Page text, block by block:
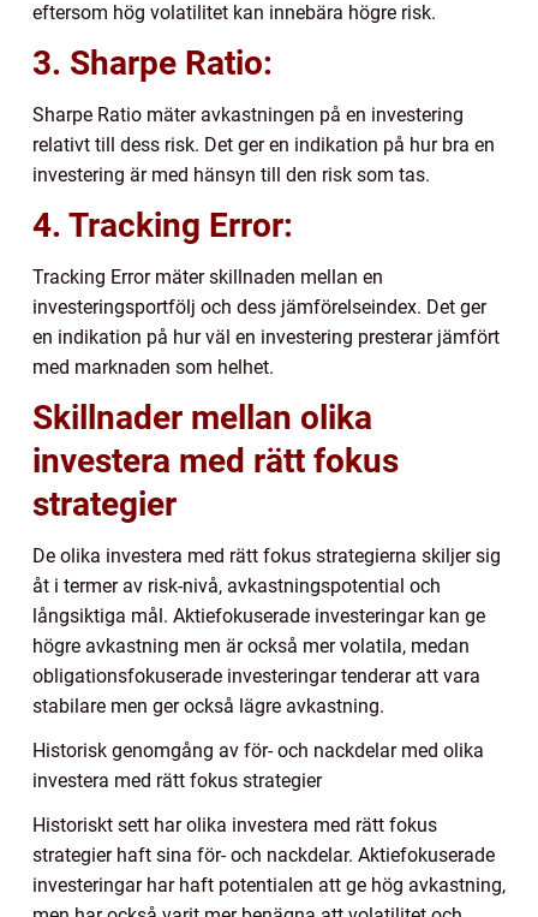
eftersom hög volatilitet kan innebära högre risk.
3. Sharpe Ratio:
Sharpe Ratio mäter avkastningen på en investering
relativt till dess risk. Det ger en indikation på hur bra en
investering är med hänsyn till den risk som tas.
4. Tracking Error:
Tracking Error mäter skillnaden mellan en
investeringsportfölj och dess jämförelseindex. Det ger
en indikation på hur väl en investering presterar jämfört
med marknaden som helhet.
Skillnader mellan olika
investera med rätt fokus
strategier
De olika investera med rätt fokus strategierna skiljer sig
åt i termer av risk-nivå, avkastningspotential och
långsiktiga mål. Aktiefokuserade investeringar kan ge
högre avkastning men är också mer volatila, medan
obligationsfokuserade investeringar tenderar att vara
stabilare men ger också lägre avkastning.
Historisk genomgång av för- och nackdelar med olika
investera med rätt fokus strategier
Historiskt sett har olika investera med rätt fokus
strategier haft sina för- och nackdelar. Aktiefokuserade
investeringar har haft potentialen att ge hög avkastning,